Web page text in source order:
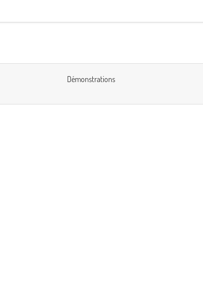
Démonstrations